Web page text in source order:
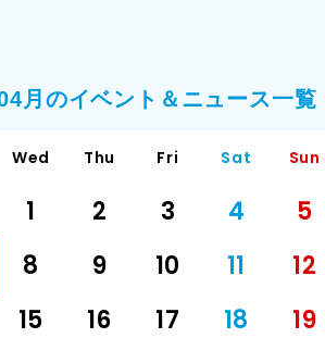
月のイベント＆ニュース一
Wed Thu Fri Sat Sun
1 2 3 4
5
8 9 10 11
12
15 16 17 18
19